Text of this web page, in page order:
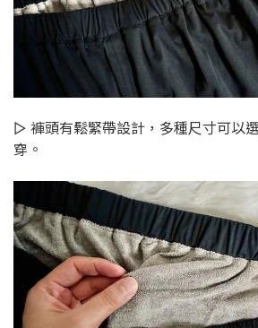
▻ 褲頭有鬆緊帶設計，多種尺寸可以
穿。